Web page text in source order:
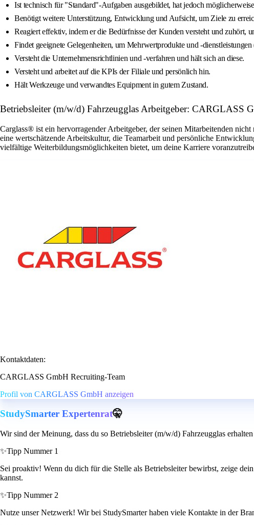
Ist technisch für "Standard"-Aufgaben ausgebildet, hat jedoch
Benötigt weitere Unterstützung, Entwicklung und Aufsicht, um Ziele zu
Reagiert effektiv, indem er die Bedürfnisse der Kunden versteht und zuhört,
Findet geeignete Gelegenheiten, um Mehrwertprodukte und -
Versteht die Unternehmensrichtlinien und -verfahren und hält sich an diese.
Versteht und arbeitet auf die KPIs der Filiale und persönlich hin.
Hält Werkzeuge und verwandtes Equipment in gutem Zustand.
Betriebsleiter (m/w/d) Fahrzeugglas Arbeitgeber: CARGLASS
Carglass® ist ein hervorragender Arbeitgeber, der seinen Mitarbeitenden
eine wertschätzende Arbeitskultur, die Teamarbeit und persönliche
vielfältige Weiterbildungsmöglichkeiten bietet, um deine Karriere
Kontaktdaten:
CARGLASS GmbH Recruiting-Team
Profil von CARGLASS GmbH anzeigen
StudySmarter Expertenrat🤫
Wir sind der Meinung, dass du so Betriebsleiter (m/w/d) Fahrzeugglas
✨Tipp Nummer 1
Sei proaktiv! Wenn du dich für die Stelle als Betriebsleiter bewirbst, zeige
kannst.
✨Tipp Nummer 2
Nutze unser Netzwerk! Wir bei StudySmarter haben viele Kontakte in der